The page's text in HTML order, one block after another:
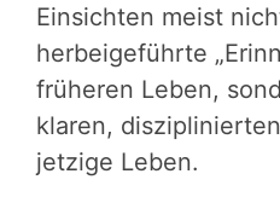
Einsichten meist
herbeigeführte
früheren Leben,
klaren,
jetzige Leben.